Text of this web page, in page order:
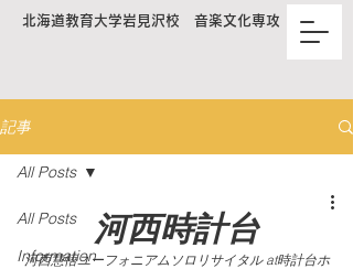
北海道教育大学岩見沢校 音楽文化専攻
記事
All Posts
Information
All Posts
河西時計台
河西慧悟ユーフォニアムソロリサイタル at時計台ホ